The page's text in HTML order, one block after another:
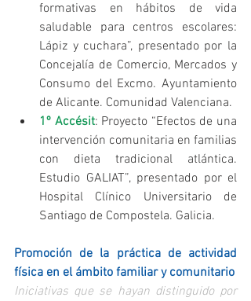
formativas en hábitos de vida
saludable para centros escolares:
Lápiz y cuchara”, presentado por la
Concejalía de Comercio, Mercados y
Consumo del Excmo. Ayuntamiento
1º Accésit: Proyecto “Efectos de una
intervención comunitaria en familias
con dieta tradicional atlántica.
Estudio GALIAT”, presentado por el
Hospital Clínico Universitario de
Santiago de Compostela. Galicia.
Promoción de la práctica de actividad
física en el ámbito familiar y comunitario
Iniciativas que se hayan distinguido por